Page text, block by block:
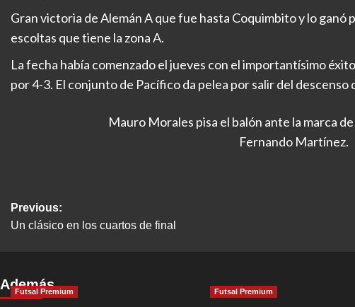
Gran victoria de Alemán A que fue hasta Coquimbito y lo
escoltas que tiene la zona A.
La fecha había comenzado el jueves con el importantísimo
por 4-3. El conjunto de Pacífico da pelea por salir del descenso
Mauro Morales pisa el balón ante la marca
Fernando Martínez.
Post
navigation
Previous:
Un clásico en los cuartos de final
Además
Futsal Premium Futsal Premium